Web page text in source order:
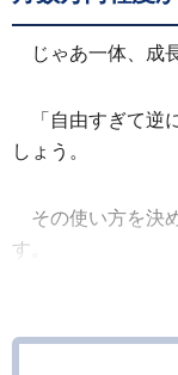
じゃあ一体、成
「自由すぎて
しょう。
その使い方を決
す。